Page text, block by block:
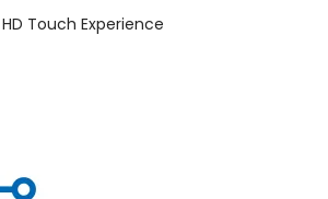
HD Touch Experience